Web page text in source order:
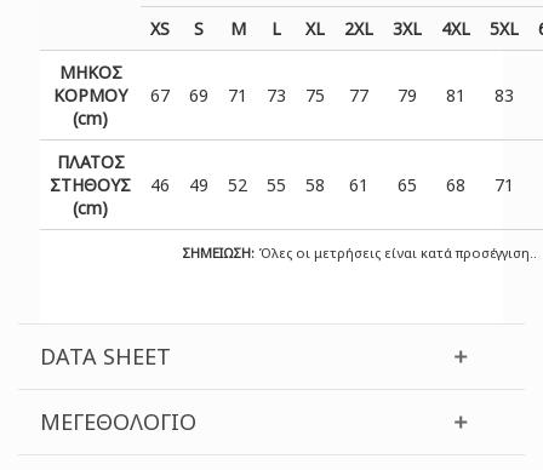
XS
S M L XL 2XL 3XL 4XL 5XL
ΣΗΜΕΙΩΣΗ:Όλες οι μετρήσεις είναι κατά προσέγγιση..
ΜΗΚΟΣ
ΚΟΡΜΟΥ
(cm)
67 69 71 73 75 77 79 81 83
ΠΛΑΤΟΣ
ΣΤΗΘΟΥΣ
(cm)
46 49 52 55 58 61 65 68 71
DATA SHEET
ΜΕΓΕΘΟΛΌΓΙΟ